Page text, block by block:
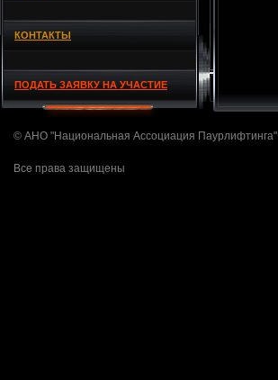
КОНТАКТЫ
ПОДАТЬ ЗАЯВКУ НА УЧАСТИЕ
© АНО "Национальная Ассоциация Паурлифтинга"
Все права защищены